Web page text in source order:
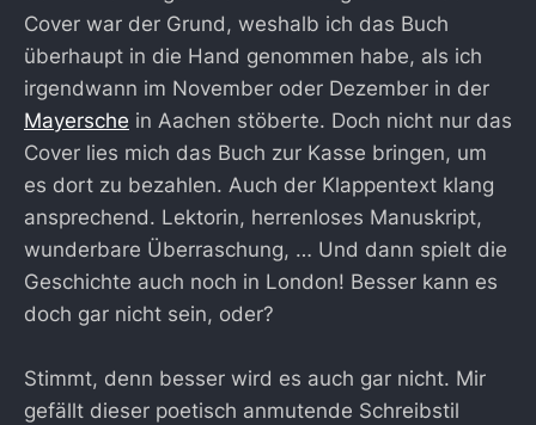
Cover war der Grund, weshalb ich das Buch
überhaupt in die Hand genommen habe, als ich
irgendwann im November oder Dezember in der
Mayersche in Aachen stöberte. Doch nicht nur das
Cover lies mich das Buch zur Kasse bringen, um
es dort zu bezahlen. Auch der Klappentext klang
ansprechend. Lektorin, herrenloses Manuskript,
wunderbare Überraschung, … Und dann spielt die
Geschichte auch noch in London! Besser kann es
doch gar nicht sein, oder?
Stimmt, denn besser wird es auch gar nicht. Mir
gefällt dieser poetisch anmutende Schreibstil